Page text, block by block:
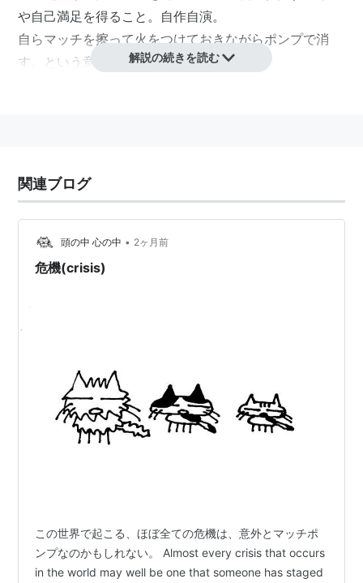
や自己満足を得ること。自作自演。
自らマッチを擦って火をつけておきながらポンプで消
す。という意から。解説の続きを読む
関連ブログ
頭の中 心の中 • 2ヶ月前
危機(crisis)
この世界で起こる、ほぼ全ての危機は、意外とマッチポ
ンプなのかもしれない。 Almost every crisis that occurs
in the world may well be one that someone has staged